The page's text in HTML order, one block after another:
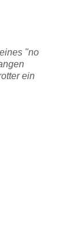
"no
ein